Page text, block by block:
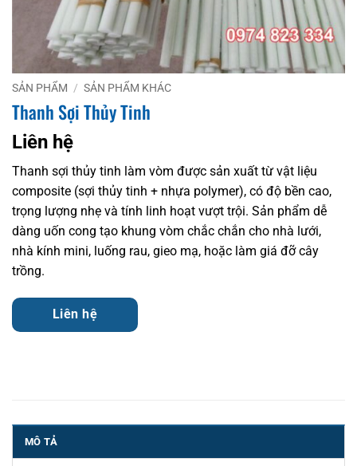
SẢN PHẨM / SẢN PHẨM KHÁC
Thanh Sợi Thủy Tinh
Liên hệ
Thanh sợi thủy tinh làm vòm được sản xuất từ vật liệu
composite (sợi thủy tinh + nhựa polymer), có độ bền cao,
trọng lượng nhẹ và tính linh hoạt vượt trội. Sản phẩm dễ
dàng uốn cong tạo khung vòm chắc chắn cho nhà lưới,
nhà kính mini, luống rau, gieo mạ, hoặc làm giá đỡ cây
trồng.
Liên hệ
MÔ TẢ